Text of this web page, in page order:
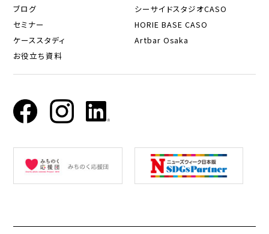
ブログ
セミナー
ケーススタディ
お役立ち資料
シーサイドスタジオCASO
HORIE BASE CASO
Artbar Osaka